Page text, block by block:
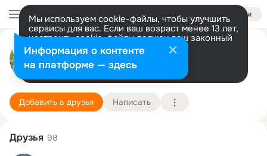
Войти
Мы используем cookie-файлы, чтобы улучшить
сервисы для вас. Если ваш возраст менее 13 лет,
настроить cookie-файлы должен ваш законный
представитель. Больше информации
Разрешить все Настроить
Евгений Швец
Ростов-на-Дону
Городской экономический лицей
Подробнее
Добавить в друзья Написать
Друзья 98
Информация о контенте
на платформе — здесь